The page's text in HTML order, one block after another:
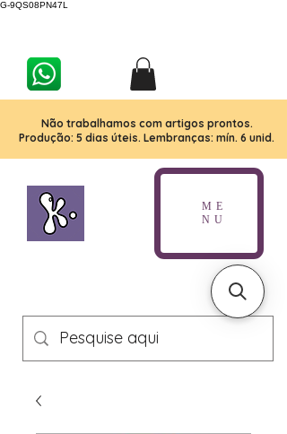
G-9QS08PN47L
Não trabalhamos com artigos prontos.
Produção: 5 dias úteis. Lembranças: mín. 6 unid.
ME
NU